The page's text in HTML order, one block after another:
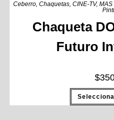
Ceberro, Chaquetas, CINE-TV, MAS
Chaqueta
Futuro
$